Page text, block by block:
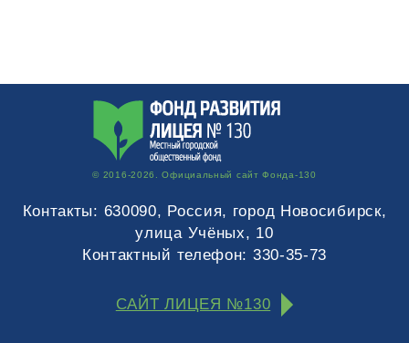
© 2016-2026. Официальный сайт Фонда-130
Контакты: 630090, Россия, город Новосибирск,
улица Учёных, 10
Контактный телефон: 330-35-73
САЙТ ЛИЦЕЯ №130